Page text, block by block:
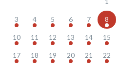
3 4 5 6 7 8
10 11 12 13 14 15
17 18 19 20 21 22